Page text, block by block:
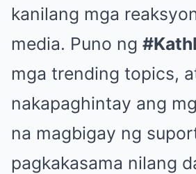
kanilang mga
media. Puno ng
mga trending topics,
nakapaghintay ang
na magbigay ng
pagkakasama nilang